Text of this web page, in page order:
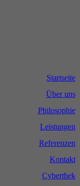
Startseite
Über uns
Philosophie
Leistungen
Referenzen
Kontakt
Cyberthek